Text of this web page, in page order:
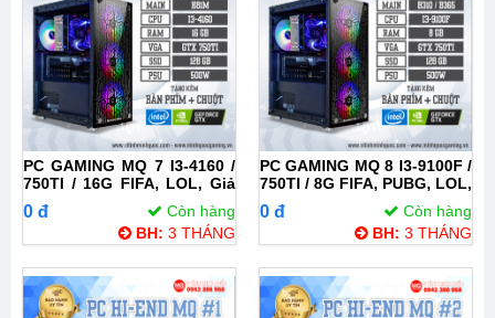
PC GAMING MQ 7 I3-4160 /
750TI / 16G FIFA, LOL, Giả
lập giá rẻ
0 đ
Còn hàng
BH: 3 THÁNG
PC GAMING MQ 8 I3-9100F /
750TI / 8G FIFA, PUBG, LOL,
GTA, VALORANT thoải mái
0 đ
Còn hàng
BH: 3 THÁNG